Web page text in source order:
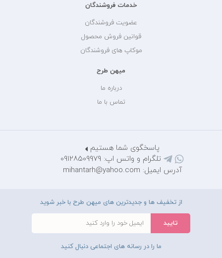
خدمات فروشندگان
عضویت فروشندگان
قوانین فروش محصول
موکاپ های فروشندگان
میهن طرح
درباره ما
تماس با ما
پاسخگوی شما هستیم
تلگرام و واتس اپ: 09128509979
آدرس ایمیل: mihantarh@yahoo.com
از تخفیف ها و جدیدترین های میهن طرح با خبر شوید
ما را در رسانه های اجتماعی دنبال کنید